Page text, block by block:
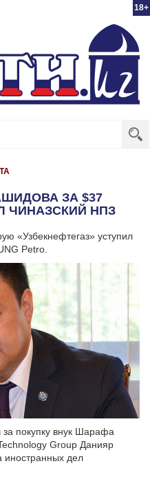
18+
ЗА $37
ЧИНАЗСКИЙ НПЗ
«Узбекнефтегаз» уступил
Petro.
за покупку внук Шарафа
Group Данияр
иностранных дел